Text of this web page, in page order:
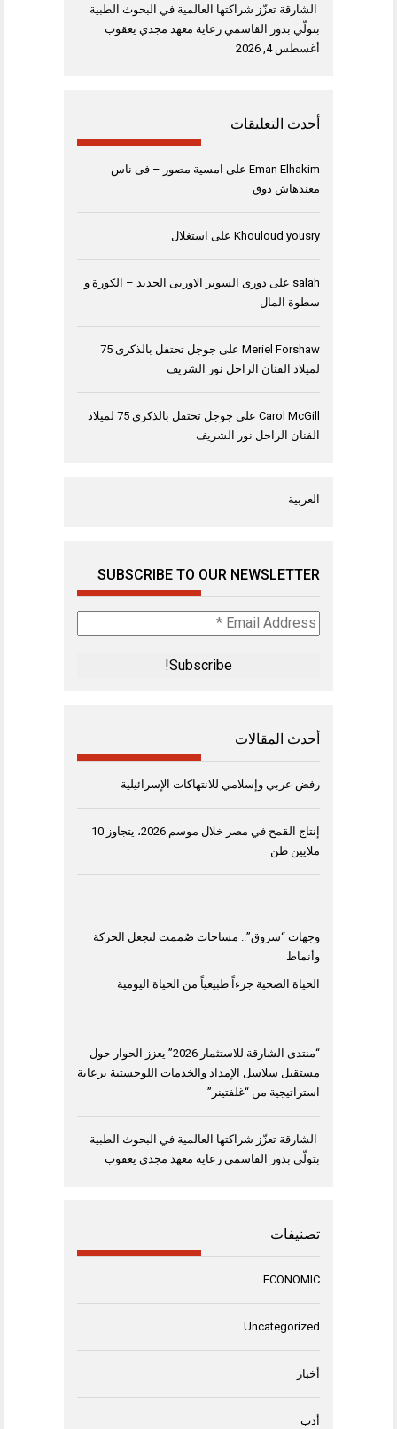
الشارقة تعزّز شراكتها العالمية في البحوث الطبية
بتولّي بدور القاسمي رعاية معهد مجدي يعقوب
أغسطس 4, 2026
أحدث التعليقات
Eman Elhakim على امسية مصور – فى ناس
معندهاش ذوق
Khouloud yousry على استغلال
salah على دورى السوبر الاوربى الجديد – الكورة و
سطوة المال
Meriel Forshaw على
جوجل تحتفل بالذكرى 75
لميلاد الفنان الراحل نور الشريف
Carol McGill على
جوجل تحتفل بالذكرى 75 لميلاد
الفنان الراحل نور الشريف
العربية
SUBSCRIBE TO OUR NEWSLETTER
Email
Address
أحدث المقالات
رفض عربي وإسلامي للانتهاكات الإسرائيلية
إنتاج القمح في مصر خلال موسم 2026، يتجاوز 10
ملايين طن
وجهات “شروق”.. مساحات صُممت لتجعل الحركة
وأنماط
الحياة الصحية جزءاً طبيعياً من الحياة اليومية
“منتدى الشارقة للاستثمار 2026” يعزز الحوار حول
مستقبل سلاسل الإمداد والخدمات اللوجستية برعاية
استراتيجية من “غلفتينر”
الشارقة تعزّز شراكتها العالمية في البحوث الطبية
بتولّي بدور القاسمي رعاية معهد مجدي يعقوب
تصنيفات
ECONOMIC
Uncategorized
أخبار
أدب